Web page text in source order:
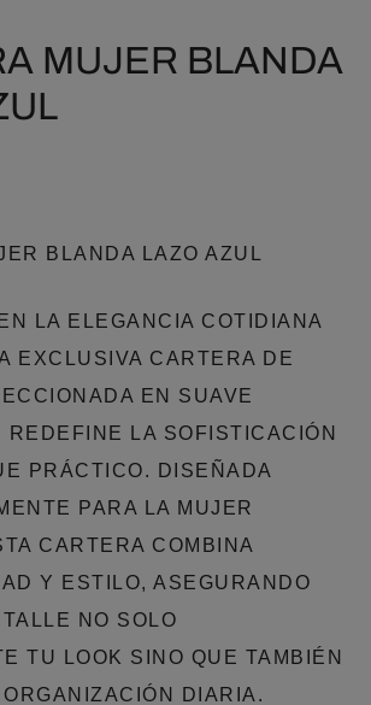
MUJER BLANDA
BLANDA LAZO AZUL
LA ELEGANCIA COTIDIANA
EXCLUSIVA CARTERA DE
EN SUAVE
REDEFINE LA SOFISTICACIÓN
PRÁCTICO. DISEÑADA
PARA LA MUJER
CARTERA COMBINA
Y ESTILO, ASEGURANDO
NO SOLO
TU LOOK SINO QUE TAMBIÉN
DIARIA.